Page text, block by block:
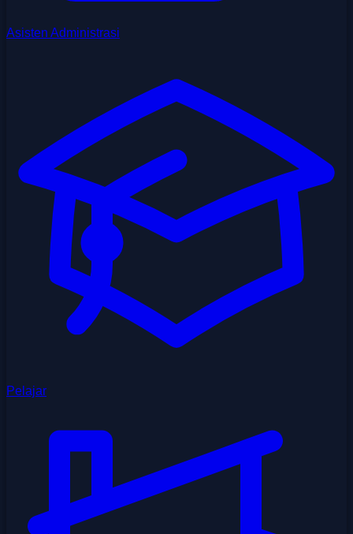
Asisten Administrasi
Pelajar